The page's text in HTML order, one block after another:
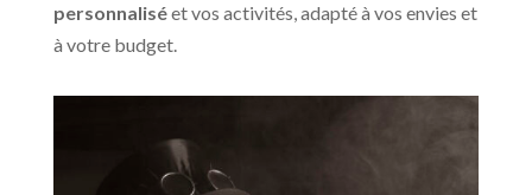
personnaliséet vos activités, adapté à vos envies et
à votre budget.